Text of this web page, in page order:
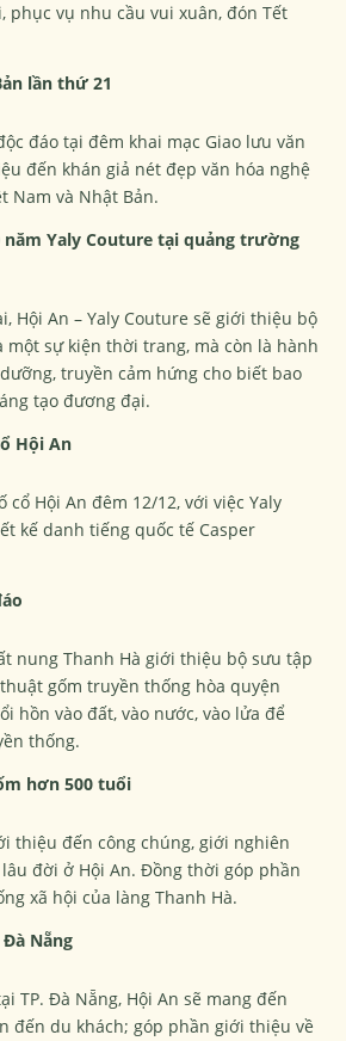
phục vụ nhu cầu vui xuân, đón Tết
lần thứ 21
đáo tại đêm khai mạc Giao lưu văn
đến khán giả nét đẹp văn hóa nghệ
Nam và Nhật Bản.
Yaly Couture tại quảng trường
Hội An – Yaly Couture sẽ giới thiệu bộ
sự kiện thời trang, mà còn là hành
truyền cảm hứng cho biết bao
tạo đương đại.
Hội An
Hội An đêm 12/12, với việc Yaly
kế danh tiếng quốc tế Casper
nung Thanh Hà giới thiệu bộ sưu tập
gốm truyền thống hòa quyện
hồn vào đất, vào nước, vào lửa để
thống.
hơn 500 tuổi
thiệu đến công chúng, giới nghiên
đời ở Hội An. Đồng thời góp phần
xã hội của làng Thanh Hà.
Nẵng
TP. Đà Nẵng, Hội An sẽ mang đến
đến du khách; góp phần giới thiệu về